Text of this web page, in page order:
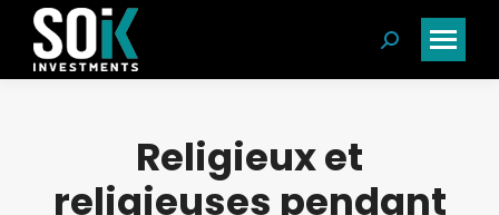
Search:
Religieux et
religieuses pendant